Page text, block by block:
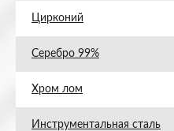
Цирконий
Серебро 99%
Хром лом
Инструментальная сталь